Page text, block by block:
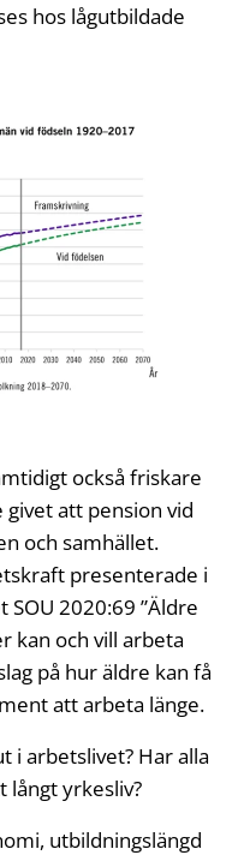
hos lågutbildade
också friskare
givet att pension vid
och samhället.
presenterade i
2020:69 ”Äldre
kan och vill arbeta
på hur äldre kan få
att arbeta länge.
i arbetslivet? Har alla
yrkesliv?
utbildningslängd